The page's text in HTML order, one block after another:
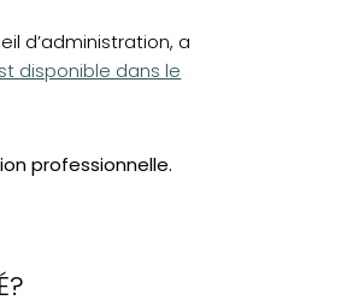
d’administration, a
disponible dans le
professionnelle.